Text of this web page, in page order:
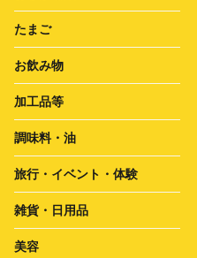
たまご
お飲み物
加工品等
調味料・油
旅行・イベント・体験
雑貨・日用品
美容